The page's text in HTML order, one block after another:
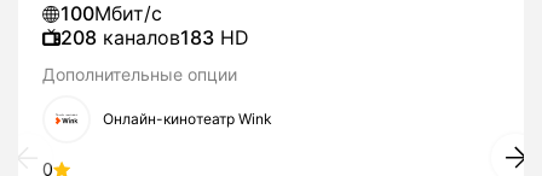
100Мбит/с
208 каналов183 HD
Дополнительные опции
Онлайн-кинотеатр Wink
0